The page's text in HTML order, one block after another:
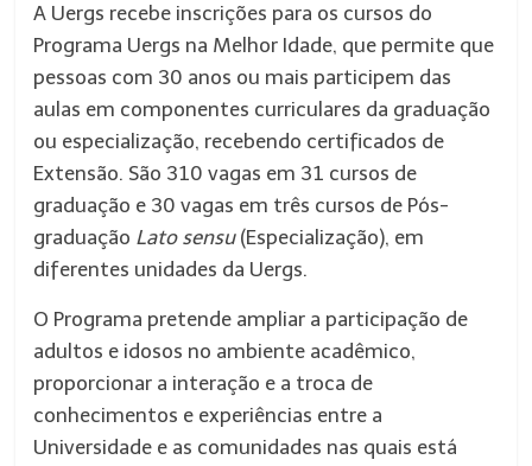
A Uergs recebe inscrições para os cursos do
Programa Uergs na Melhor Idade, que permite que
pessoas com 30 anos ou mais participem das
aulas em componentes curriculares da graduação
ou especialização, recebendo certificados de
Extensão. São 310 vagas em 31 cursos de
graduação e 30 vagas em três cursos de Pós-
graduação Lato sensu(Especialização), em
diferentes unidades da Uergs.
O Programa pretende ampliar a participação de
adultos e idosos no ambiente acadêmico,
proporcionar a interação e a troca de
conhecimentos e experiências entre a
Universidade e as comunidades nas quais está